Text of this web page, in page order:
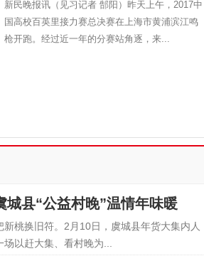
新民晚报讯（见习记者 郜阳）昨天上午，2017中
国高校百英里接力赛总决赛在上海市黄浦滨江鸣
枪开跑。经过近一年的分赛站角逐，来...
城县“公益村晚”温情年味暖
桃换旧符。2月10日，虞城县年货大集内人
以赶大集、看村晚为...